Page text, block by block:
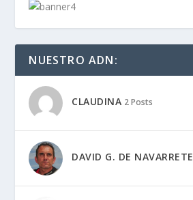
NUESTRO ADN:
CLAUDINA 2 Posts
DAVID G. DE NAVARRETE